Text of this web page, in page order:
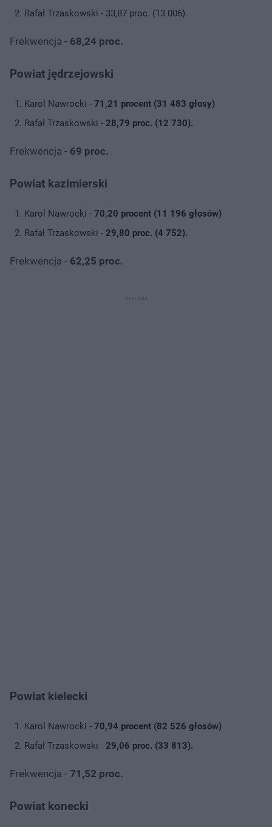
Rafał Trzaskowski - 33,87 proc. (13 006).
Frekwencja - 68,24 proc.
Powiat jędrzejowski
Karol Nawrocki - 71,21 procent (31 483 głosy)
Rafał Trzaskowski - 28,79 proc. (12 730).
Frekwencja - 69 proc.
Powiat kazimierski
Karol Nawrocki - 70,20 procent (11 196 głosów)
Rafał Trzaskowski - 29,80 proc. (4 752).
Frekwencja - 62,25 proc.
Powiat kielecki
Karol Nawrocki - 70,94 procent (82 526 głosów)
Rafał Trzaskowski - 29,06 proc. (33 813).
Frekwencja - 71,52 proc.
Powiat konecki